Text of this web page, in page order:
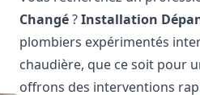
Changé?Installation
plombiers expérimentés
chaudière, que ce soit pour
offrons des interventions